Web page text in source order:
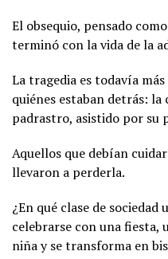
El obsequio, pensado
terminó con la vida de la
La tragedia es todavía
quiénes estaban detrás:
padrastro, asistido por su
Aquellos que debían
llevaron a perderla.
¿En qué clase de sociedad
celebrarse con una fiesta,
niña y se transforma en